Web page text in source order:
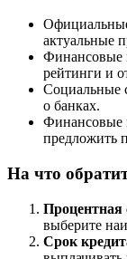
актуальные
Финансовые
рейтинги и
Социальные
о банках.
Финансовые
предложить
На что
Процентная
выберите
Срок